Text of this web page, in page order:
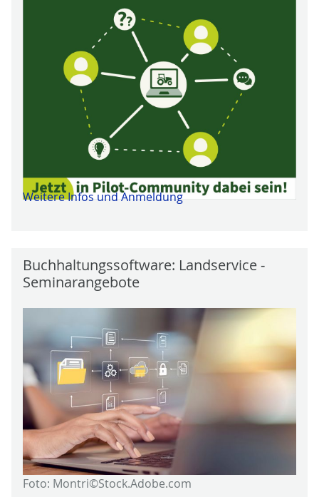
Weitere Infos und Anmeldung
Buchhaltungssoftware: Landservice -
Seminarangebote
Foto: Montri©Stock.Adobe.com